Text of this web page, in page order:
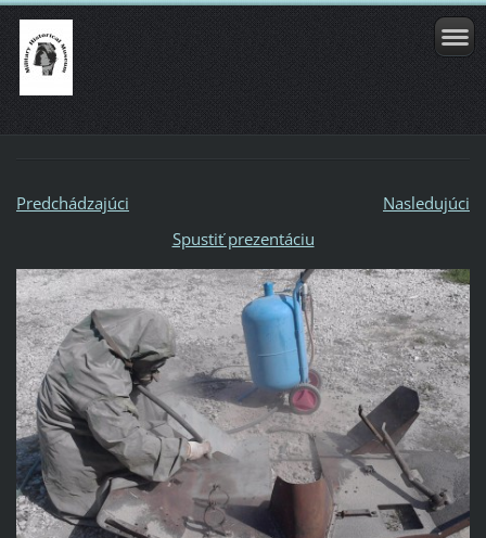
Predchádzajúci
Nasledujúci
Spustiť prezentáciu